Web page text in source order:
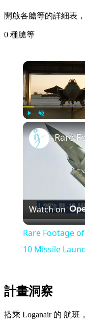
開啟各艙等的詳細表
0 種艙等
Play Unmute
Watch on
Rare Footage
10 Missile
計畫洞察
搭乘 Loganair 的 航班